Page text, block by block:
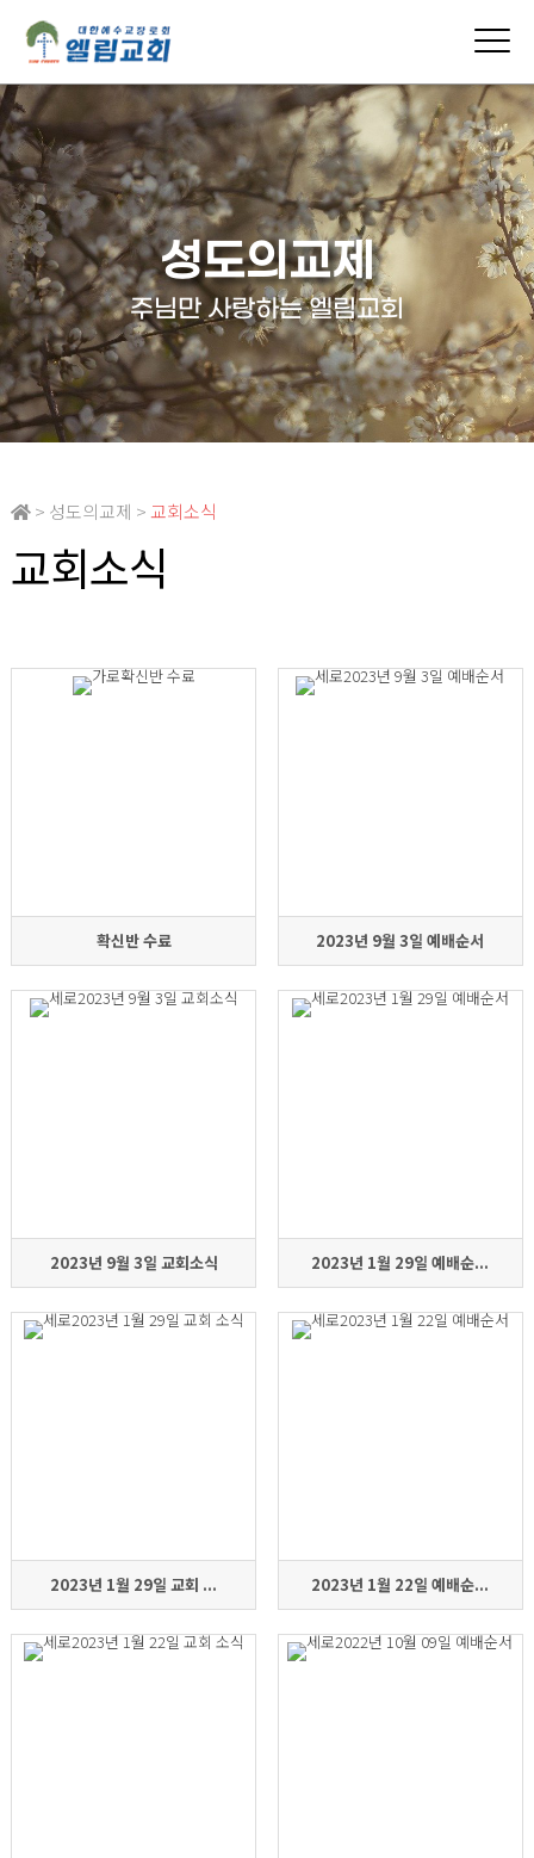
성도의교제
주님만 사랑하는 엘림교회
> 성도의교제 >교회소식
교회소식
확신반 수료 2023년 9월 3일 예배순서
2023년 9월 3일 교회소식 2023년 1월 29일 예배순...
2023년 1월 29일 교회 ... 2023년 1월 22일 예배순...